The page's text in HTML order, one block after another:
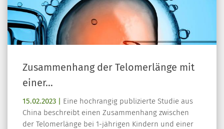
Zusammenhang der Telomerlänge mit
einer…
15.02.2023 | Eine hochrangig publizierte Studie aus
China beschreibt einen Zusammenhang zwischen
der Telomerlänge bei 1-jährigen Kindern und einer